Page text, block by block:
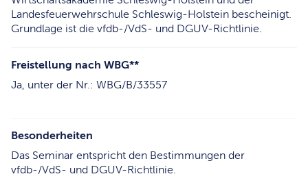
Landesfeuerwehrschule Schleswig-Holstein bescheinigt.
Grundlage ist die vfdb-/VdS- und DGUV-Richtlinie.
Freistellung nach WBG**
Ja, unter der Nr.: WBG/B/33557
Besonderheiten
Das Seminar entspricht den Bestimmungen der
vfdb-/VdS- und DGUV-Richtlinie.